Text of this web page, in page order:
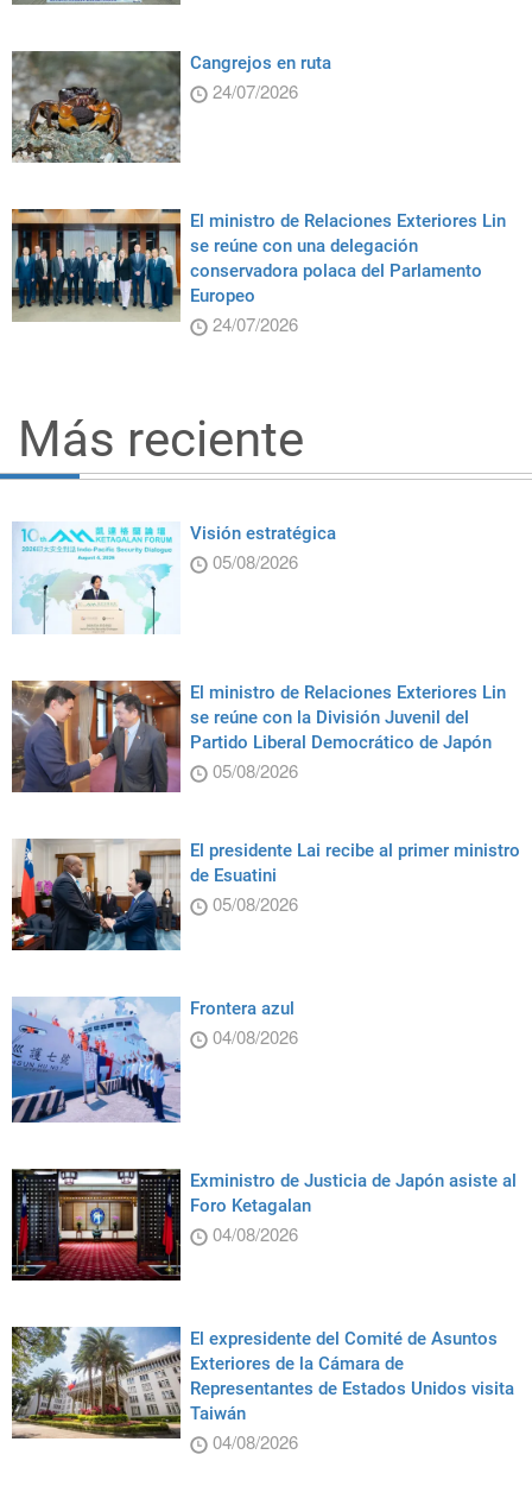
Cangrejos en ruta
24/07/2026
El ministro de Relaciones Exteriores Lin
se reúne con una delegación
conservadora polaca del Parlamento
Europeo
24/07/2026
Más reciente
Visión estratégica
05/08/2026
El ministro de Relaciones Exteriores Lin
se reúne con la División Juvenil del
Partido Liberal Democrático de Japón
05/08/2026
El presidente Lai recibe al primer ministro
de Esuatini
05/08/2026
Frontera azul
04/08/2026
Exministro de Justicia de Japón asiste al
Foro Ketagalan
04/08/2026
El expresidente del Comité de Asuntos
Exteriores de la Cámara de
Representantes de Estados Unidos visita
Taiwán
04/08/2026